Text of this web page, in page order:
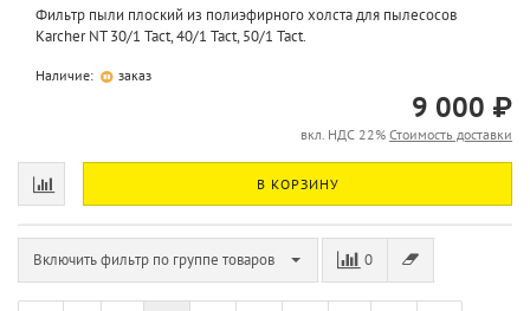
Фильтр пыли плоский из полиэфирного холста для пылесосов
Karcher NT 30/1 Tact, 40/1 Tact, 50/1 Tact.
Наличие: заказ
9 000 ₽
вкл. НДС 22% Стоимость доставки
В КОРЗИНУ
Включить фильтр по группе товаров 0